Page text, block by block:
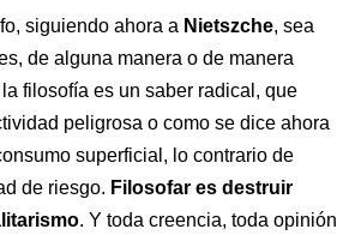
siguiendo ahora a Nietszche, sea
de alguna manera o de manera
filosofía es un saber radical, que
peligrosa o como se dice ahora
superficial, lo contrario de
de riesgo. Filosofar es destruir
. Y toda creencia, toda opinión